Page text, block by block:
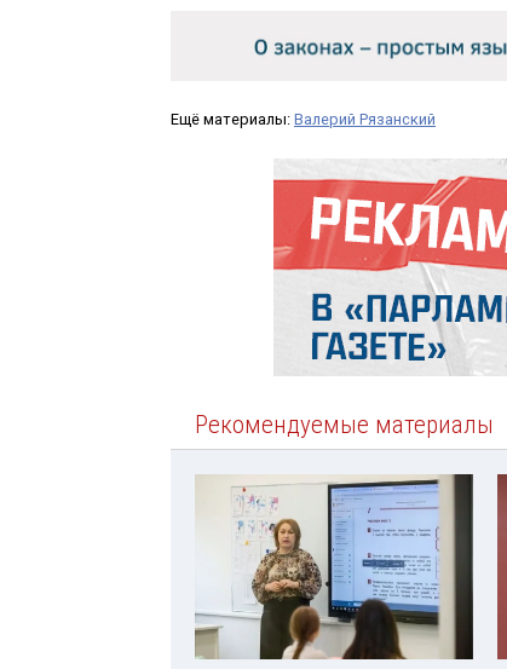
Ещё материалы: Валерий Рязанский
Рекомендуемые материалы